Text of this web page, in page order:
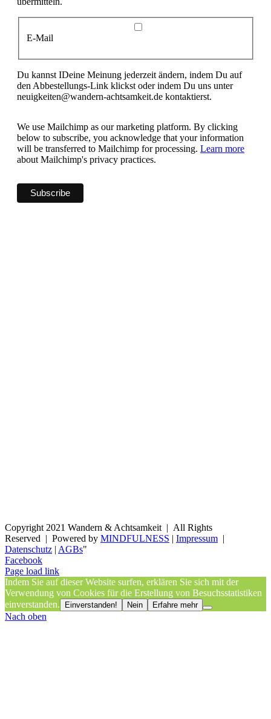
E-Mail
Du kannst IDeine Meinung jederzeit ändern, indem Du auf
den Abbestellungs-Link klickst oder indem Du uns unter
neuigkeiten@wandern-achtsamkeit.de kontaktierst.
We use Mailchimp as our marketing platform. By clicking
below to subscribe, you acknowledge that your information
will be transferred to Mailchimp for processing. Learn more
about Mailchimp's privacy practices.
Copyright 2021 Wandern & Achtsamkeit | All Rights
Reserved | Powered by MINDFULNESS | Impressum |
Datenschutz | AGBs"
Facebook
Page load link
Indem Sie auf dieser Website surfen, erklären Sie sich mit der
Verwendung von Cookies für die Erstellung von Besuchsstatistiken
einverstanden.
Einverstanden! Nein Erfahre mehr
Nach oben